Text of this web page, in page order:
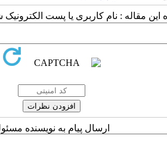
این مقاله : نام کاربری یا پست الکترونیک
ارسال پیام به نویسنده